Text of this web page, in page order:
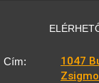
Cím:
1047